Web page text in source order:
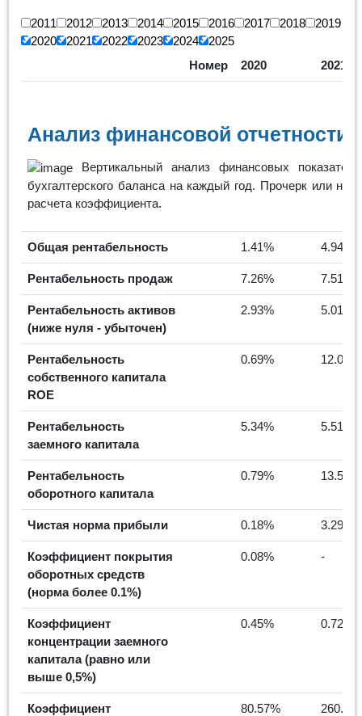
2011 2012 2013 2014 2015 2016 2017 2018
2019
2020
2021 2022 2023 2024
2025
Номер
2020 2021
Анализ финансовой
Вертикальный анализ финансовых
бухгалтерского баланса на каждый год. Прочерк или
расчета коэффициента.
Общая рентабельность 1.41% 4.94%
Рентабельность продаж 7.26% 7.51%
Рентабельность активов
(ниже нуля - убыточен)
2.93% 5.01%
Рентабельность
собственного капитала
ROE
0.69% 12.06%
Рентабельность
заемного капитала
5.34% 5.51%
Рентабельность
оборотного капитала
0.79% 13.55%
Чистая норма прибыли 0.18% 3.29%
Коэффициент покрытия
оборотных средств
(норма более 0.1%)
0.08% -
Коэффициент
концентрации заемного
капитала (равно или
выше 0,5%)
0.45% 0.72%
Коэффициент
80.57%